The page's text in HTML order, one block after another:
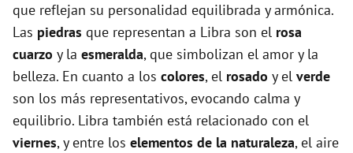
que reflejan su personalidad equilibrada y armónica.
Las piedras que representan a Libra son el rosa
cuarzo y la esmeralda, que simbolizan el amor y la
belleza. En cuanto a los colores, el rosado y el verde
son los más representativos, evocando calma y
equilibrio. Libra también está relacionado con el
viernes, y entre los elementos de la naturaleza, el aire